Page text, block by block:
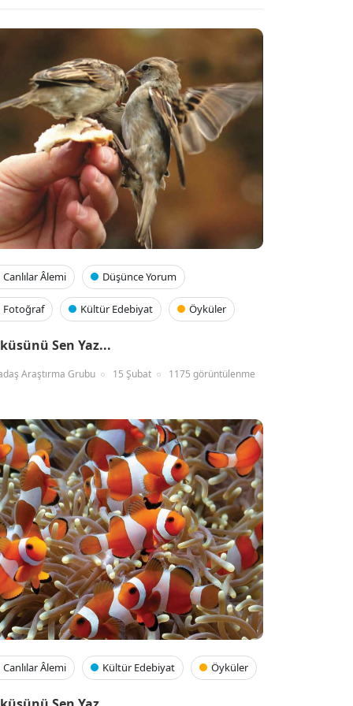
Canlılar Âlemi Düşünce Yorum
Fotoğraf Kültür Edebiyat Öyküler
Sen Yaz...
Araştırma Grubu 15 Şubat 1175 görüntülenme
Canlılar Âlemi Kültür Edebiyat Öyküler